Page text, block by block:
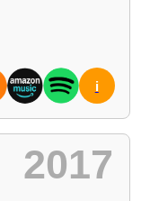
i
2017